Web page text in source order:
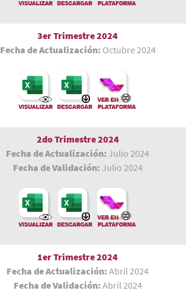
3er Trimestre2024
Fecha de Actualización: Octubre 2024
2do Trimestre 2024
Fecha de Actualización: Julio 2024
Fecha de Validación: Julio 2024
1er Trimestre2024
Fecha de Actualización: Abril 2024
Fecha de Validación: Abril 2024